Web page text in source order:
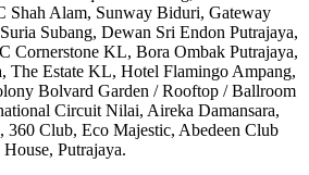
Shah Alam, Sunway Biduri, Gateway
Subang, Dewan Sri Endon Putrajaya,
Cornerstone KL, Bora Ombak Putrajaya,
The Estate KL, Hotel Flamingo Ampang,
Bolvard Garden / Rooftop / Ballroom
Circuit Nilai, Aireka Damansara,
Club, Eco Majestic, Abedeen Club
House, Putrajaya.